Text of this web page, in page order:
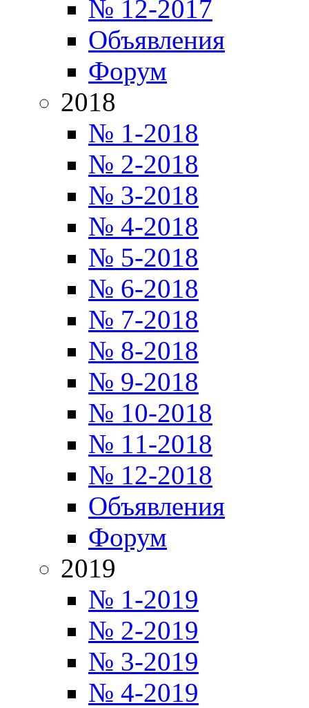
№ 12-2017
Объявления
Форум
2018
№ 1-2018
№ 2-2018
№ 3-2018
№ 4-2018
№ 5-2018
№ 6-2018
№ 7-2018
№ 8-2018
№ 9-2018
№ 10-2018
№ 11-2018
№ 12-2018
Объявления
Форум
2019
№ 1-2019
№ 2-2019
№ 3-2019
№ 4-2019